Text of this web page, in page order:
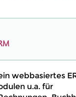
webbasiertes
u.a. für